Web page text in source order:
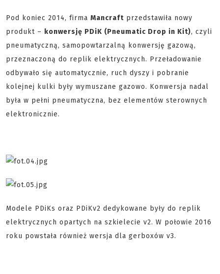
Pod koniec 2014, firma Mancraft przedstawiła nowy
produkt – konwersję PDiK (Pneumatic Drop in Kit), czyli
pneumatyczną, samopowtarzalną konwersję gazową,
przeznaczoną do replik elektrycznych. Przeładowanie
odbywało się automatycznie, ruch dyszy i pobranie
kolejnej kulki były wymuszane gazowo. Konwersja nadal
była w pełni pneumatyczna, bez elementów sterownych
elektronicznie.
Modele PDiKs oraz PDiKv2 dedykowane były do replik
elektrycznych opartych na szkielecie v2. W połowie 2016
roku powstała również wersja dla gerboxów v3.